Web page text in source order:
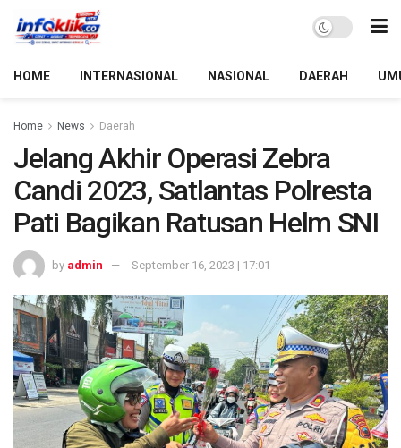
HOME INTERNASIONAL NASIONAL DAERAH
Home News Daerah
Jelang Akhir Operasi Zebra
Candi 2023, Satlantas Polresta
Pati Bagikan Ratusan Helm SNI
by admin September 16, 2023 | 17:01